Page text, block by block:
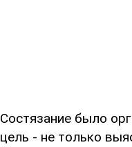
Состязание было
цель - не только